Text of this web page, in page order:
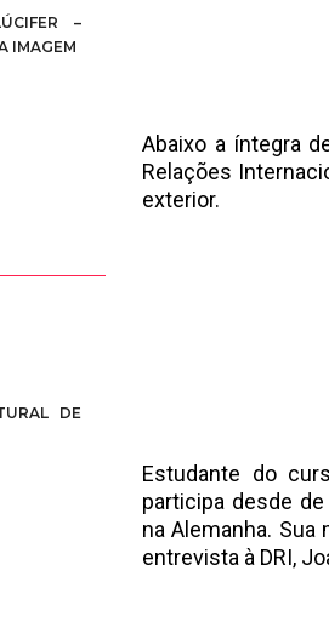
Abaixo a íntegra
Relações
exterior.
Estudante do
participa desde
na Alemanha.
entrevista à DRI,
–
IMAGEM
DE